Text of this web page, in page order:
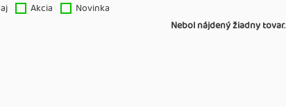
Akcia
Novinka
Nebol nájdený žiadny tovar.